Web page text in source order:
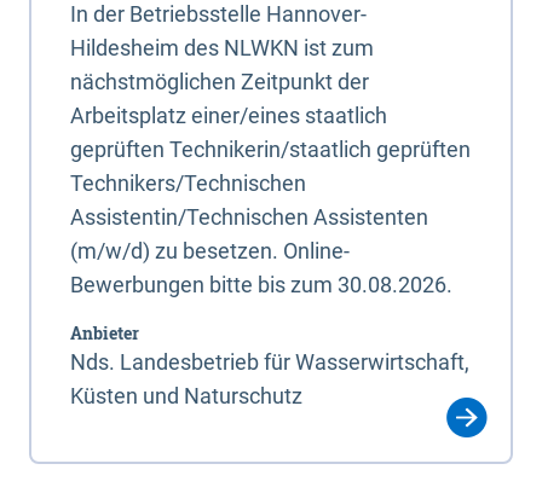
In der Betriebsstelle Hannover-
Hildesheim des NLWKN ist zum
nächstmöglichen Zeitpunkt der
Arbeitsplatz einer/eines staatlich
geprüften Technikerin/staatlich geprüften
Technikers/Technischen
Assistentin/Technischen Assistenten
(m/w/d) zu besetzen. Online-
Bewerbungen bitte bis zum 30.08.2026.
Anbieter
Nds. Landesbetrieb für Wasserwirtschaft,
Küsten und Naturschutz